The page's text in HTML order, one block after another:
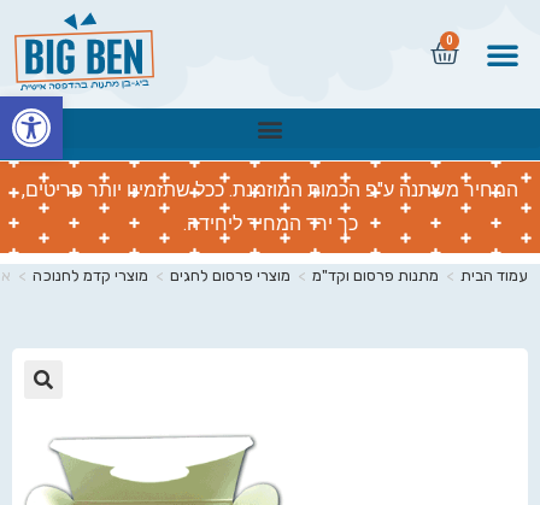
0
המחיר משתנה ע"פ הכמות המוזמנת. ככל שתזמינו יותר פריטים,
כך ירד המחיר ליחידה.
עמוד הבית > מתנות פרסום וקד"מ > מוצרי פרסום לחגים > מוצרי קדמ לחנוכה >